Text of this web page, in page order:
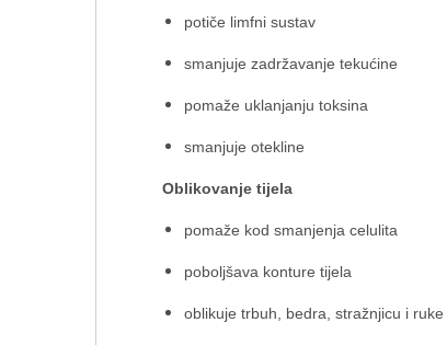
potiče limfni sustav
smanjuje zadržavanje tekućine
pomaže uklanjanju toksina
smanjuje otekline
Oblikovanje tijela
pomaže kod smanjenja celulita
poboljšava konture tijela
oblikuje trbuh, bedra, stražnjicu i ruke